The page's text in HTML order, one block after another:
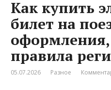
Как купить
билет на
правила
05.07.2026 Разное